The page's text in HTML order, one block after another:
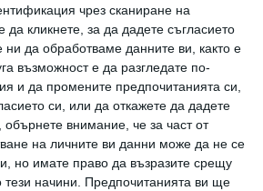
чрез сканиране на
да кликнете, за да дадете съгласието
ни да обработваме данните ви, както е
възможност е да разгледате по-
и да промените предпочитанията си,
си, или да откажете да дадете
внимание, че за част от
на личните ви данни може да не се
но имате право да възразите срещу
тези начини. Предпочитанията ви ще